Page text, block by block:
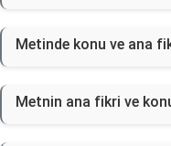
Metinde konu ve ana
Metnin ana fikri ve